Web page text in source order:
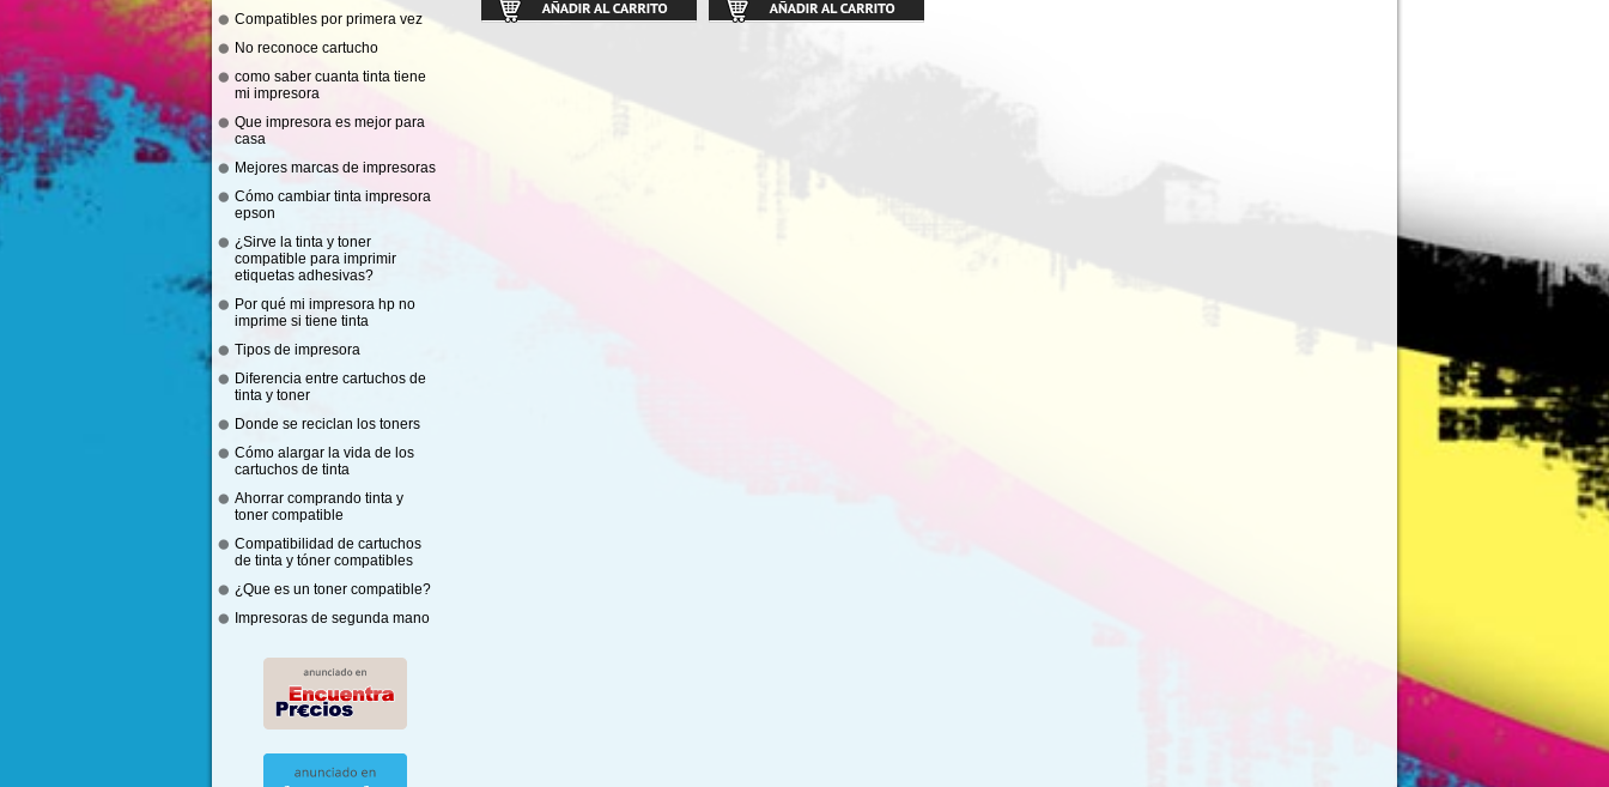
Compatibles por primera vez
No reconoce cartucho
como saber cuanta tinta tiene
mi impresora
Que impresora es mejor para
casa
Mejores marcas de impresoras
Cómo cambiar tinta impresora
epson
¿Sirve la tinta y toner
compatible para imprimir
etiquetas adhesivas?
Por qué mi impresora hp no
imprime si tiene tinta
Tipos de impresora
Diferencia entre cartuchos de
tinta y toner
Donde se reciclan los toners
Cómo alargar la vida de los
cartuchos de tinta
Ahorrar comprando tinta y
toner compatible
Compatibilidad de cartuchos
de tinta y tóner compatibles
¿Que es un toner compatible?
Impresoras de segunda mano